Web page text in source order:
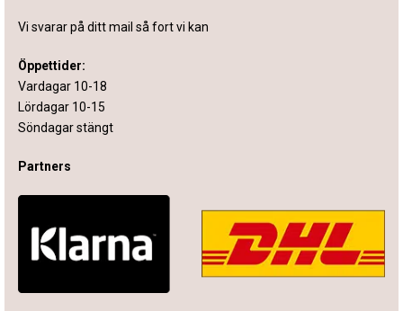
Vi svarar på ditt mail så fort vi kan
Öppettider:
Vardagar 10-18
Lördagar 10-15
Söndagar stängt
Partners